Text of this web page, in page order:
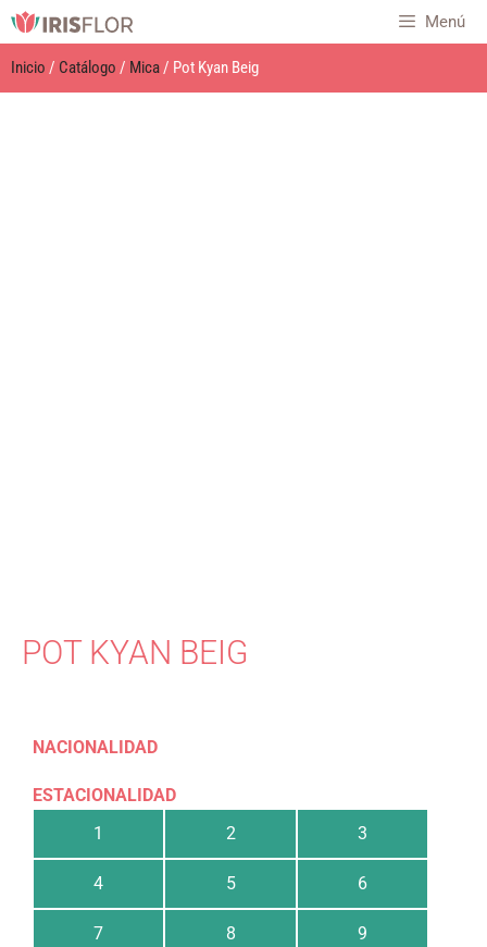
Menú
Inicio / Catálogo / Mica/ Pot Kyan Beig
POT KYAN BEIG
NACIONALIDAD
ESTACIONALIDAD
1
2 3
4 5 6
7 8 9